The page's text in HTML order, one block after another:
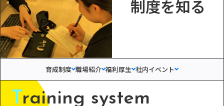
制度を知る
育成制度 職場紹介 福利厚生 社内イベント
T raining system